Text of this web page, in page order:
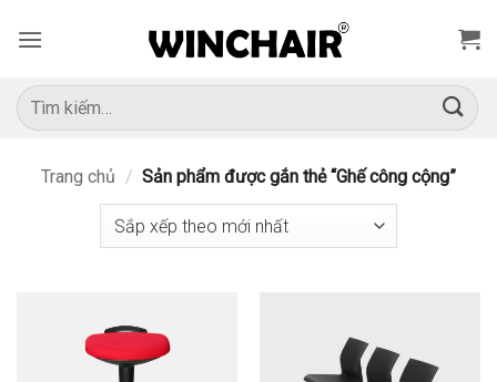
qua
dung
Tìm
kiếm:
Trang chủ / Sản phẩm được gắn thẻ “Ghế công cộng”